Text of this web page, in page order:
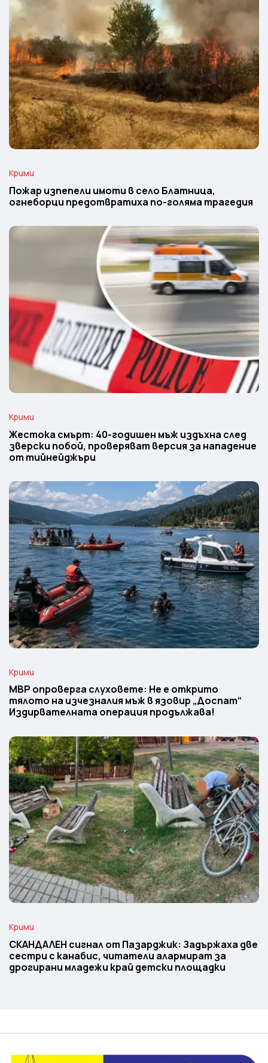
Крими
Пожар изпепели имоти в село Блатница,
огнеборци предотвратиха по-голяма трагедия
Крими
Жестока смърт: 40-годишен мъж издъхна след
зверски побой, проверяват версия за нападение
от тийнейджъри
Крими
МВР опроверга слуховете: Не е открито
тялото на изчезналия мъж в язовир „Доспат“
Издирвателната операция продължава!
Крими
СКАНДАЛЕН сигнал от Пазарджик: Задържаха две
сестри с канабис, читатели алармират за
дрогирани младежи край детски площадки